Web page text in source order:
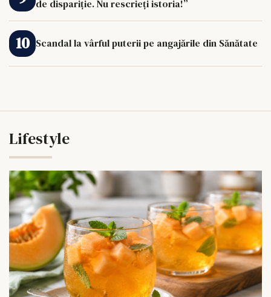
de dispariție. Nu rescrieți istoria!”
Scandal la vârful puterii pe angajările din Sănătate
Lifestyle